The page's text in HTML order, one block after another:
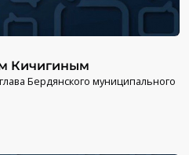
Кичигиным
Бердянского муниципального